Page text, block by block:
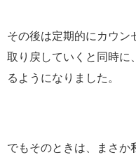
その後は定期的にカウン
取り戻していくと同時に
るようになりました。
でもそのときは、まさか